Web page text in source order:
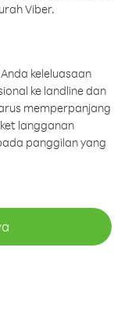
Viber.
keleluasaan
ke landline dan
memperpanjang
langganan
panggilan yang